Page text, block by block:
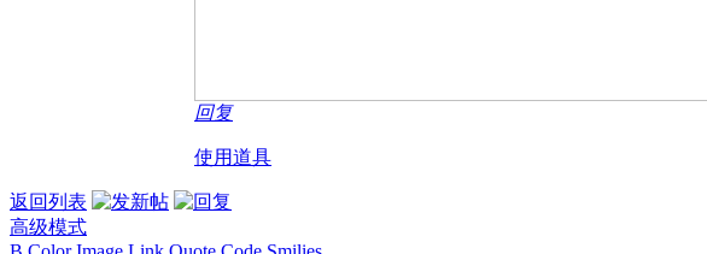
回复
使用道具
返回列表
高级模式